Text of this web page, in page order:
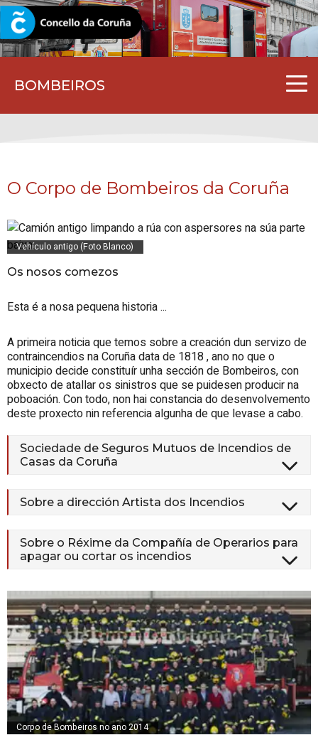
BOMBEIROS
CORUNA.GAL
O Corpo de Bombeiros da Coruña
Vehículo antigo (Foto Blanco)
Os nosos comezos
Esta é a nosa pequena historia ...
A primeira noticia que temos sobre a creación dun servizo de
contraincendios na Coruña data de 1818, ano no que o
municipio decide constituír unha sección de Bombeiros, con
obxecto de atallar os sinistros que se puidesen producir na
poboación. Con todo, non hai constancia do desenvolvemento
deste proxecto nin referencia algunha de que levase a cabo.
Sociedade de Seguros Mutuos de Incendios de
Casas da Coruña
Sobre a dirección Artista dos Incendios
Sobre o Réxime da Compañía de Operarios para
apagar ou cortar os incendios
Corpo de Bombeiros no ano 2014